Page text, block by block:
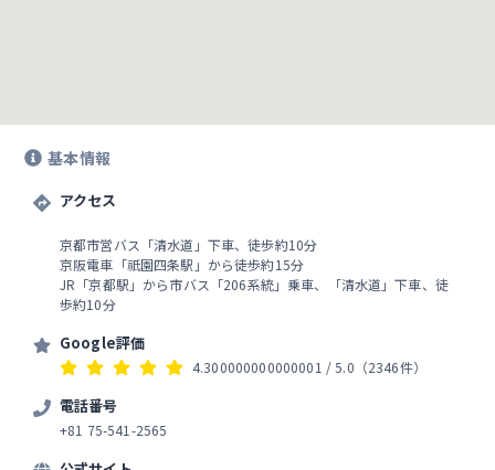
基本情報
アクセス
京都市営バス「清水道」下車、徒歩約10分
京阪電車「祇園四条駅」から徒歩約15分
JR「京都駅」から市バス「206系統」乗車、「清水道」下車、徒
歩約10分
Google評価
4.300000000000001 / 5.0 （2346件）
電話番号
+81 75-541-2565